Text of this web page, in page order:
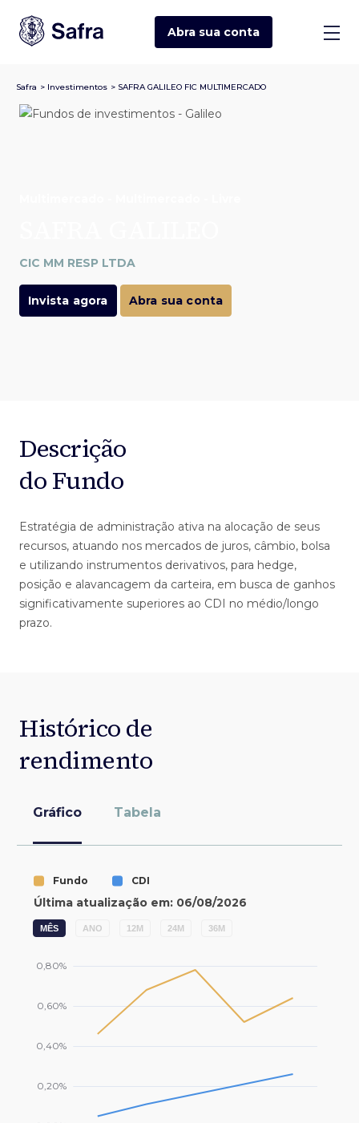
Abra sua conta
Safra > Investimentos > SAFRA GALILEO FIC MULTIMERCADO
CIC MM RESP LTDA
Invista agora Abra sua conta
Descrição
do Fundo
Estratégia de administração ativa na alocação de seus
recursos, atuando nos mercados de juros, câmbio, bolsa
e utilizando instrumentos derivativos, para hedge,
posição e alavancagem da carteira, em busca de ganhos
significativamente superiores ao CDI no médio/longo
prazo.
Histórico de
rendimento
Gráfico Tabela
MÊS ANO 12M 24M 36M